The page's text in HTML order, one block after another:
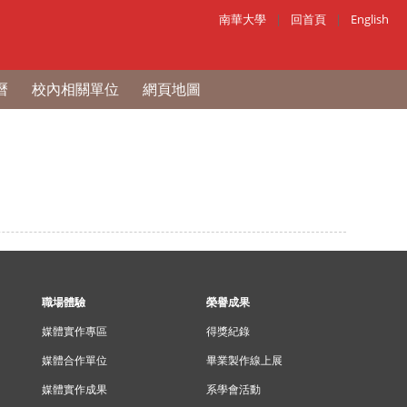
校內相關單位 網頁地圖
南華大學 | 回首頁 | English
職場體驗
媒體實作專區
媒體合作單位
媒體實作成果
榮譽成果
得獎紀錄
畢業製作線上展
系學會活動